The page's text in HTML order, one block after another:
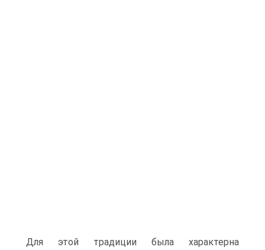
Для этой традиции была характерна